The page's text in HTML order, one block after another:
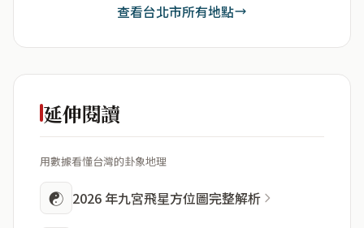
查看台北市所有地點
延伸閱讀
用數據看懂台灣的卦象地理
☯ 2026 年九宮飛星方位圖完整解析